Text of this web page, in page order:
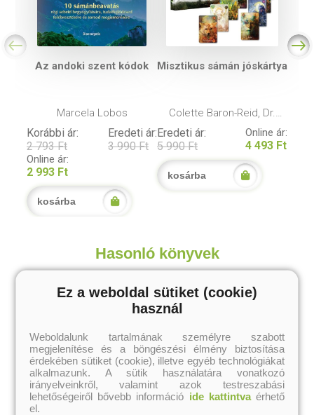
Az andoki szent kódok
Marcela Lobos
Korábbi ár:
2 793 Ft
Eredeti ár:
3 990 Ft
Online ár:
2 993 Ft
kosárba
Misztikus sámán jóskártya
Colette Baron-Reid, Dr.
Alberto Villoldo, Marcela
Eredeti ár:
5 990 Ft
Online ár:
4 493 Ft
kosárba
Hasonló könyvek
Ez a weboldal sütiket (cookie)
használ
Weboldalunk tartalmának személyre szabott
megjelenítése és a böngészési élmény biztosítása
érdekében sütiket (cookie), illetve egyéb technológiákat
alkalmazunk. A sütik használatára vonatkozó
irányelveinkről, valamint azok testreszabási
lehetőségeiről bővebb információ ide kattintvaérhető
el.